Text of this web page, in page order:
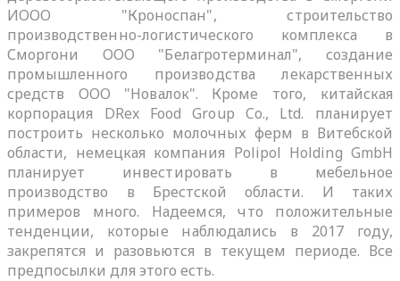
ИООО "Кроноспан", строительство
производственно-логистического комплекса в
Сморгони ООО "Белагротерминал", создание
промышленного производства лекарственных
средств ООО "Новалок". Кроме того, китайская
корпорация DRex Food Group Co., Ltd. планирует
построить несколько молочных ферм в Витебской
области, немецкая компания Polipol Holding GmbH
планирует инвестировать в мебельное
производство в Брестской области. И таких
примеров много. Надеемся, что положительные
тенденции, которые наблюдались в 2017 году,
закрепятся и разовьются в текущем периоде. Все
предпосылки для этого есть.